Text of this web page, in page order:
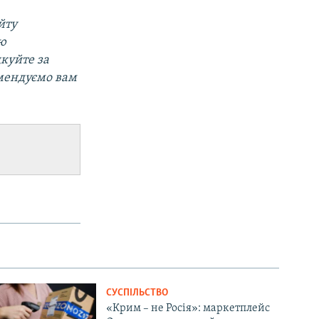
за
вам
СУСПІЛЬСТВО
«Крим – не Росія»: маркетплейс